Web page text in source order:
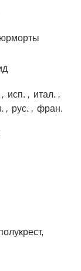
, исп. , итал. ,
, рус. , фран.